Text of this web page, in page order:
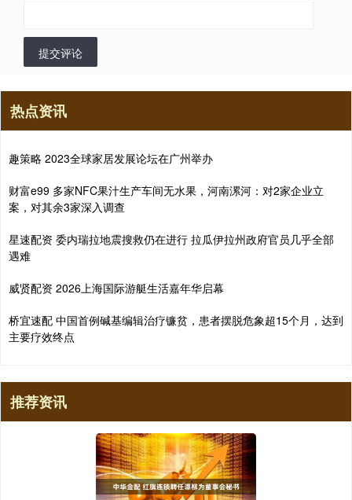
提交评论
热点资讯
趣策略 2023全球家居发展论坛在广州举办
财富e99 多家NFC果汁生产车间无水果，河南漯河：对2家企业立
案，对其余3家深入调查
星速配资 委内瑞拉地震搜救仍在进行 拉瓜伊拉州政府官员几乎全部
遇难
威贤配资 2026上海国际游艇生活嘉年华启幕
桥宜速配 中国首例碱基编辑治疗镰贫，患者摆脱危象超15个月，达到
主要疗效终点
推荐资讯